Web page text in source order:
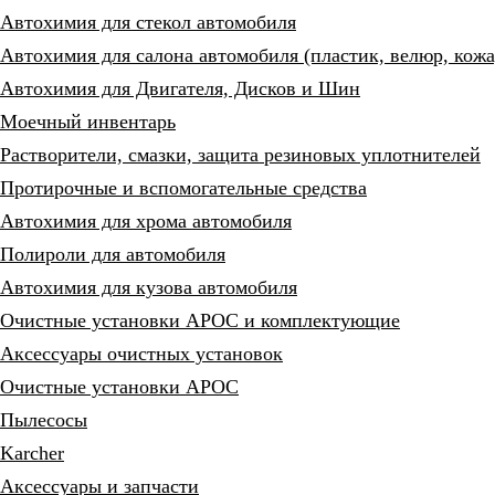
Автохимия для стекол автомобиля
Автохимия для салона автомобиля (пластик, велюр,
Автохимия для Двигателя, Дисков и Шин
Моечный инвентарь
Растворители, смазки, защита резиновых уплотнителей
Протирочные и вспомогательные средства
Автохимия для хрома автомобиля
Полироли для автомобиля
Автохимия для кузова автомобиля
Очистные установки АРОС и комплектующие
Аксессуары очистных установок
Очистные установки АРОС
Пылесосы
Karcher
Аксессуары и запчасти